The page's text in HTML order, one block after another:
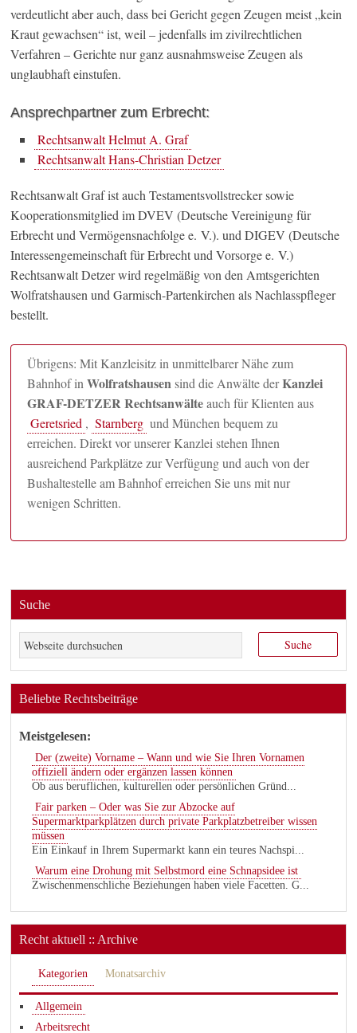
verdeutlicht aber auch, dass bei Gericht gegen Zeugen meist „kein
Kraut gewachsen“ ist, weil – jedenfalls im zivilrechtlichen
Verfahren – Gerichte nur ganz ausnahmsweise Zeugen als
unglaubhaft einstufen.
Ansprechpartner zum Erbrecht:
Rechtsanwalt Helmut A. Graf
Rechtsanwalt Hans-Christian Detzer
Rechtsanwalt Graf ist auch Testamentsvollstrecker sowie
Kooperationsmitglied im DVEV (Deutsche Vereinigung für
Erbrecht und Vermögensnachfolge e. V.). und DIGEV (Deutsche
Interessengemeinschaft für Erbrecht und Vorsorge e. V.)
Rechtsanwalt Detzer wird regelmäßig von den Amtsgerichten
Wolfratshausen und Garmisch-Partenkirchen als Nachlasspfleger
bestellt.
Übrigens: Mit Kanzleisitz in unmittelbarer Nähe zum
Bahnhof inWolfratshausensind die Anwälte derKanzlei
GRAF-DETZER Rechtsanwälteauch für Klienten aus
Geretsried , Starnberg und München bequem zu
erreichen. Direkt vor unserer Kanzlei stehen Ihnen
ausreichend Parkplätze zur Verfügung und auch von der
Bushaltestelle am Bahnhof erreichen Sie uns mit nur
wenigen Schritten.
Suche
Beliebte Rechtsbeiträge
Meistgelesen:
Der (zweite) Vorname – Wann und wie Sie Ihren Vornamen
offiziell ändern oder ergänzen lassen können
Ob aus beruflichen, kulturellen oder persönlichen Gründ...
Fair parken – Oder was Sie zur Abzocke auf
Supermarktparkplätzen durch private Parkplatzbetreiber wissen
müssen
Ein Einkauf in Ihrem Supermarkt kann ein teures Nachspi...
Warum eine Drohung mit Selbstmord eine Schnapsidee ist
Zwischenmenschliche Beziehungen haben viele Facetten. G...
Recht aktuell :: Archive
Kategorien Monatsarchiv
Allgemein
Arbeitsrecht